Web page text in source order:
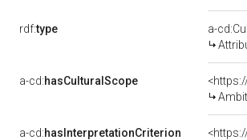
rdf:type
a-
a-cd:hasCulturalScope
a-cd:hasInterpretationCriterion